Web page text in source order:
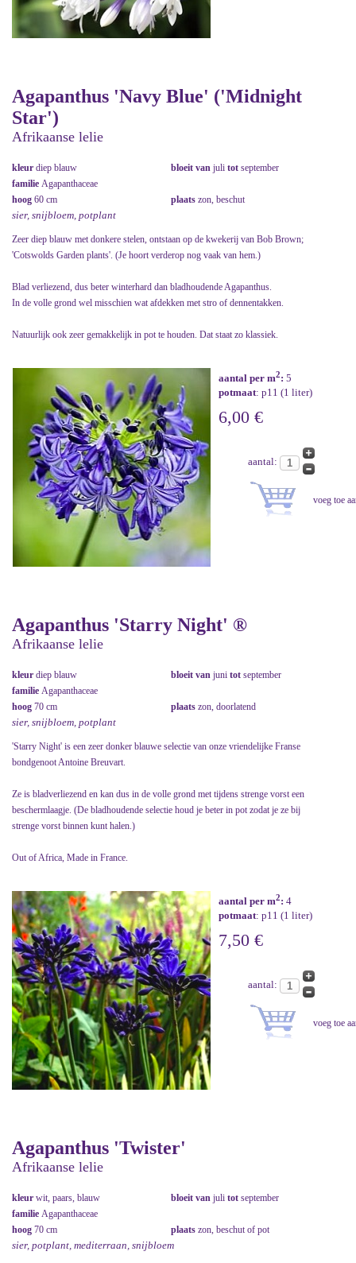
Agapanthus 'Navy Blue' ('Midnight
Star')
Afrikaanse lelie
kleur diep blauw bloeit van juli tot september
familie Agapanthaceae
hoog 60 cm plaats zon, beschut
sier, snijbloem, potplant
Zeer diep blauw met donkere stelen, ontstaan op de kwekerij van Bob Brown;
'Cotswolds Garden plants'. (Je hoort verderop nog vaak van hem.)
Blad verliezend, dus beter winterhard dan bladhoudende Agapanthus.
In de volle grond wel misschien wat afdekken met stro of dennentakken.
Natuurlijk ook zeer gemakkelijk in pot te houden. Dat staat zo klassiek.
aantal per m2: 5
potmaat: p11 (1 liter)
6,00 €
aantal:
Agapanthus 'Starry Night' ®
Afrikaanse lelie
kleur diep blauw bloeit van juni tot september
familie Agapanthaceae
hoog 70 cm plaats zon, doorlatend
sier, snijbloem, potplant
'Starry Night' is een zeer donker blauwe selectie van onze vriendelijke Franse
bondgenoot Antoine Breuvart.
Ze is bladverliezend en kan dus in de volle grond met tijdens strenge vorst een
beschermlaagje. (De bladhoudende selectie houd je beter in pot zodat je ze bij
strenge vorst binnen kunt halen.)
Out of Africa, Made in France.
aantal per m2: 4
potmaat: p11 (1 liter)
7,50 €
aantal:
Agapanthus 'Twister'
Afrikaanse lelie
kleur wit, paars, blauw bloeit van juli tot september
familie Agapanthaceae
hoog 70 cm plaats zon, beschut of pot
sier, potplant, mediterraan, snijbloem